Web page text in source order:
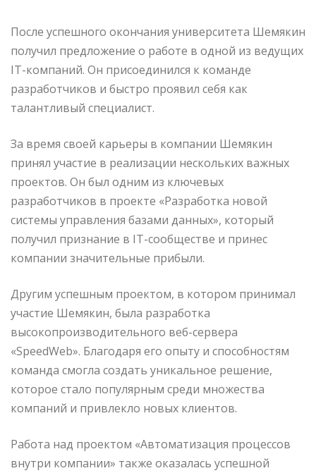
После успешного окончания университета Шемякин
получил предложение о работе в одной из ведущих
IT-компаний. Он присоединился к команде
разработчиков и быстро проявил себя как
талантливый специалист.
За время своей карьеры в компании Шемякин
принял участие в реализации нескольких важных
проектов. Он был одним из ключевых
разработчиков в проекте «Разработка новой
системы управления базами данных», который
получил признание в IT-сообществе и принес
компании значительные прибыли.
Другим успешным проектом, в котором принимал
участие Шемякин, была разработка
высокопроизводительного веб-сервера
«SpeedWeb». Благодаря его опыту и способностям
команда смогла создать уникальное решение,
которое стало популярным среди множества
компаний и привлекло новых клиентов.
Работа над проектом «Автоматизация процессов
внутри компании» также оказалась успешной